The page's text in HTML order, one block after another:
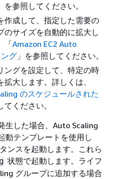
を参照してください。
作成して、指定した需要の
のサイズを自動的に拡大し
「Amazon EC2 Auto
グ 」を参照してください。
ングを設定して、特定の時
大します。詳しくは、
のスケジュールされた
てください。
生した場合、Auto Scaling
動テンプレートを使用し
ンスを起動します。これら
状態で起動します。ライフ
グループに追加する場合